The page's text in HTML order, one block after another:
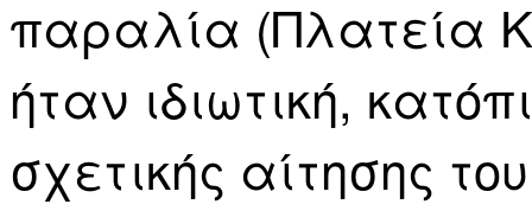
παραλία (Πλατεία
ήταν ιδιωτική,
σχετικής αίτησης